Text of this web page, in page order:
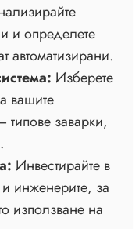
и определете
автоматизирани.
Изберете
вашите
заварки,
Инвестирайте в
инженерите, за
използване на